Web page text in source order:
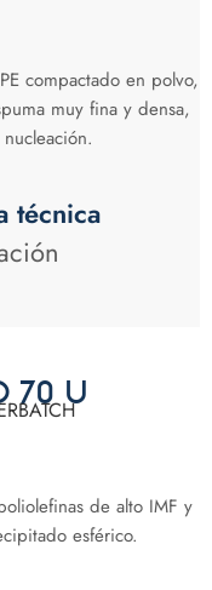
compactado en polvo,
muy fina y densa,
técnica
70 U
de alto IMF y
esférico.